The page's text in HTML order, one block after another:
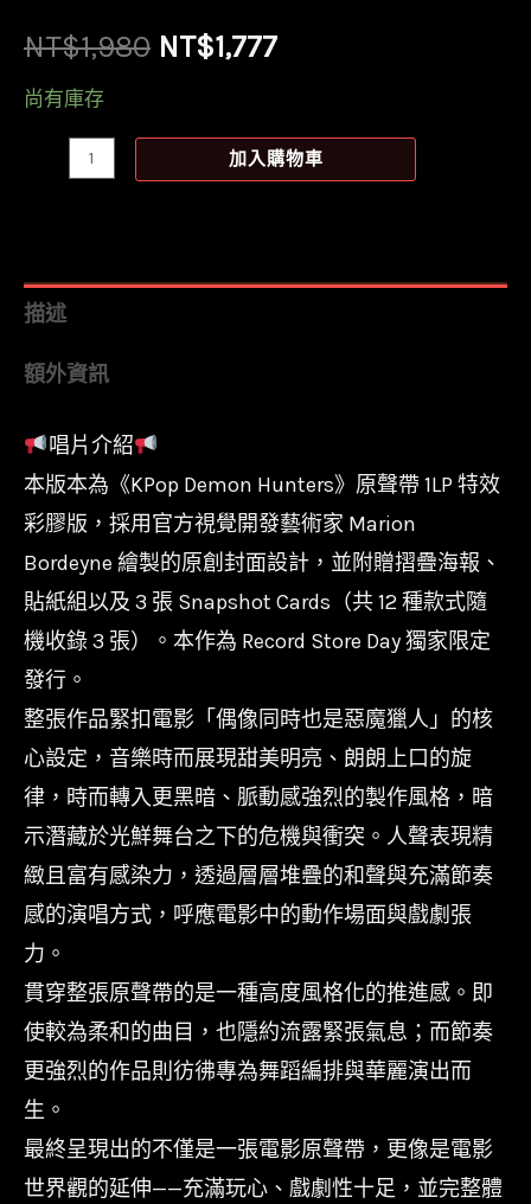
NT$1,980 原
NT$1,777目
價
尚有庫存
彩
獵
女
團
KPop
Demon
Hunters/
動
畫
原
Ed./RSD26
數
量
加入購物車
描述
額外資訊
唱片介紹
本版本為《KPop Demon Hunters》原聲帶 1LP 特效
彩膠版，採用官方視覺開發藝術家 Marion
Bordeyne 繪製的原創封面設計，並附贈摺疊海報、
貼紙組以及 3 張 Snapshot Cards（共 12 種款式隨
機收錄 3 張）。本作為 Record Store Day 獨家限定
發行。
整張作品緊扣電影「偶像同時也是惡魔獵人」的核
心設定，音樂時而展現甜美明亮、朗朗上口的旋
律，時而轉入更黑暗、脈動感強烈的製作風格，暗
示潛藏於光鮮舞台之下的危機與衝突。人聲表現精
緻且富有感染力，透過層層堆疊的和聲與充滿節奏
感的演唱方式，呼應電影中的動作場面與戲劇張
力。
貫穿整張原聲帶的是一種高度風格化的推進感。即
使較為柔和的曲目，也隱約流露緊張氣息；而節奏
更強烈的作品則彷彿專為舞蹈編排與華麗演出而
生。
最終呈現出的不僅是一張電影原聲帶，更像是電影
世界觀的延伸——充滿玩心、戲劇性十足，並完整體